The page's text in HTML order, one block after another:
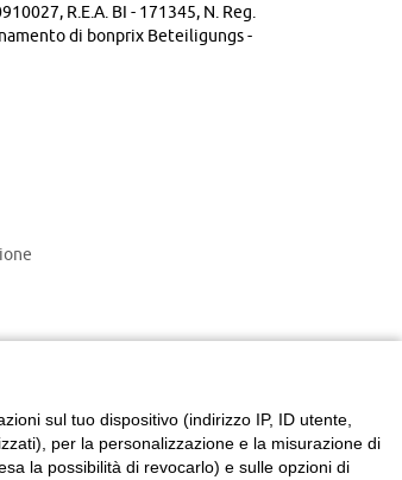
R.E.A. BI - 171345, N. Reg.
di bonprix Beteiligungs -
sul tuo dispositivo (indirizzo IP, ID utente,
per la personalizzazione e la misurazione di
la possibilità di revocarlo) e sulle opzioni di